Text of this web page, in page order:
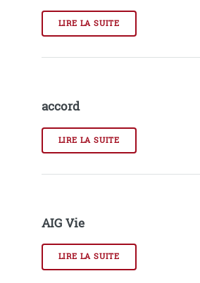
LIRE LA SUITE
accord
LIRE LA SUITE
AIG Vie
LIRE LA SUITE